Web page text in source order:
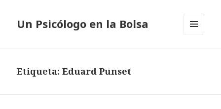
Un Psicólogo en la Bolsa
Etiqueta: Eduard Punset